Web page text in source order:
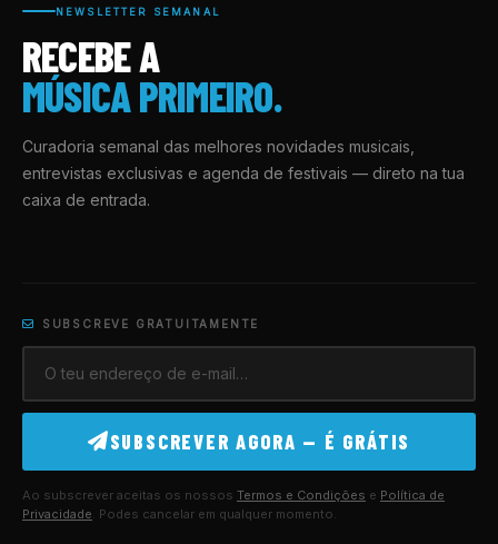
NEWSLETTER SEMANAL
RECEBE A
MÚSICA PRIMEIRO.
Curadoria semanal das melhores novidades musicais,
entrevistas exclusivas e agenda de festivais — direto na tua
caixa de entrada.
SUBSCREVE GRATUITAMENTE
SUBSCREVER AGORA — É GRÁTIS
Ao subscrever aceitas os nossos Termos e Condições e Política de
Privacidade. Podes cancelar em qualquer momento.